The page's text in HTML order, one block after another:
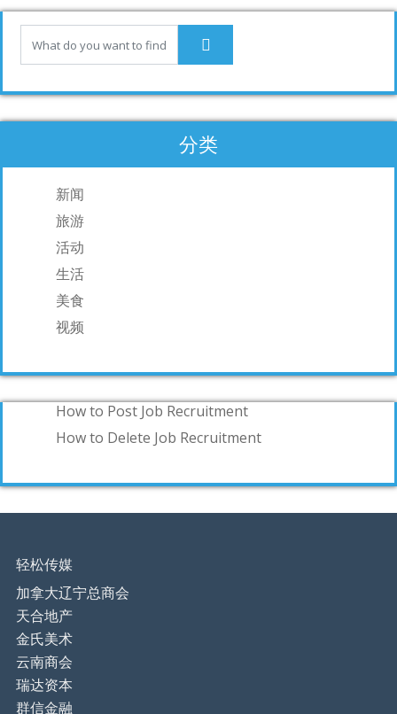
o
k
n
分类
新闻
旅游
活动
生活
美食
视频
How to Post Job Recruitment
How to Delete Job Recruitment
轻松传媒
加拿大辽宁总商会
天合地产
金氏美术
云南商会
瑞达资本
群信金融